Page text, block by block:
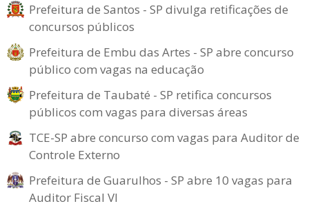
Prefeitura de Santos - SP divulga retificações de
concursos públicos
Prefeitura de Embu das Artes - SP abre concurso
público com vagas na educação
Prefeitura de Taubaté - SP retifica concursos
públicos com vagas para diversas áreas
TCE-SP abre concurso com vagas para Auditor de
Controle Externo
Prefeitura de Guarulhos - SP abre 10 vagas para
Auditor Fiscal VI